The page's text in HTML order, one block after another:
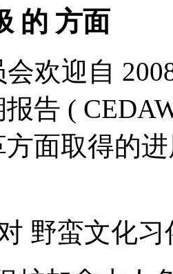
的 方面
会欢迎自
告 (
面取得的
野蛮文化